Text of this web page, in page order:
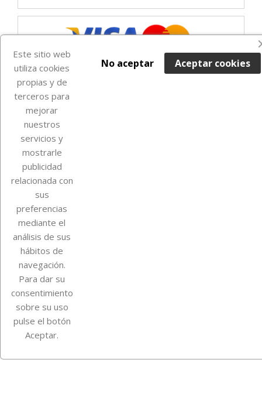
Sobre Euro Soccer Cards
Su cuenta
Información de la tienda
InstagramTikTok
Este sitio web
utiliza cookies
propias y de
terceros para
mejorar
nuestros
servicios y
mostrarle
publicidad
relacionada con
sus
preferencias
mediante el
análisis de sus
hábitos de
navegación.
Para dar su
consentimiento
sobre su uso
pulse el botón
Aceptar.
Aceptar cookies
No aceptar